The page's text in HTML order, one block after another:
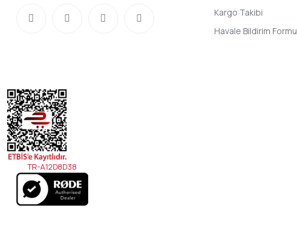
Kargo Takibi
Havale Bildirim Formu
TR-A12D8D38